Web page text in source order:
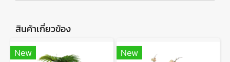
สินค้าเกี่ยวข้อง
New
New